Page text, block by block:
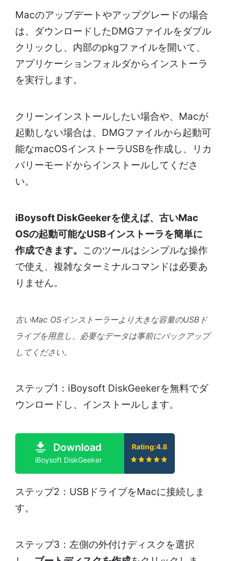
Macのアップデートやアップグレードの場合
は、ダウンロードしたDMGファイルをダブル
クリックし、内部のpkgファイルを開いて、
アプリケーションフォルダからインストーラ
を実行します。
クリーンインストールしたい場合や、Macが
起動しない場合は、DMGファイルから起動可
能なmacOSインストーラUSBを作成し、リカ
バリーモードからインストールしてくださ
い。
iBoysoft DiskGeekerを使えば、古いMac
OSの起動可能なUSBインストーラを簡単に
作成できます。 このツールはシンプルな操作
で使え、複雑なターミナルコマンドは必要あ
りません。
古いMac OSインストーラーより大きな容量のUSBド
ライブを用意し、必要なデータは事前にバックアップ
してください。
ステップ1：iBoysoft DiskGeekerを無料でダ
ウンロードし、インストールします。
Download
iBoysoft DiskGeeker
Rating:4.8
ステップ2：USBドライブをMacに接続しま
す。
ステップ3：左側の外付けディスクを選択